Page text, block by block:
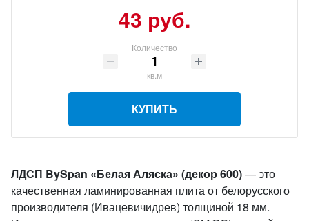
43 руб.
Количество
кв.м
КУПИТЬ
ЛДСП BySpan «Белая Аляска» (декор 600)— это
качественная ламинированная плита от белорусского
производителя (Ивацевичидрев) толщиной 18 мм.